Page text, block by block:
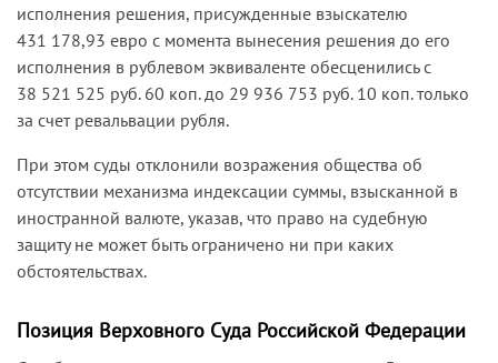
исполнения решения, присужденные взыскателю
431 178,93 евро с момента вынесения решения до его
исполнения в рублевом эквиваленте обесценились с
38 521 525 руб. 60 коп. до 29 936 753 руб. 10 коп. только
за счет ревальвации рубля.
При этом суды отклонили возражения общества об
отсутствии механизма индексации суммы, взысканной в
иностранной валюте, указав, что право на судебную
защиту не может быть ограничено ни при каких
обстоятельствах.
Позиция Верховного Суда Российской Федерации